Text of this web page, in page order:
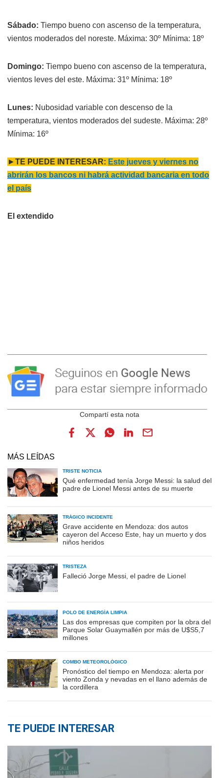
Sábado: Tiempo bueno con ascenso de la temperatura,
vientos moderados del noreste. Máxima: 30º Mínima: 18º
Domingo: Tiempo bueno con ascenso de la temperatura,
vientos leves del este. Máxima: 31º Mínima: 18º
Lunes: Nubosidad variable con descenso de la
temperatura, vientos moderados del sudeste. Máxima: 28º
Mínima: 16º
►TE PUEDE INTERESAR: Este jueves y viernes no
abrirán los bancos ni habrá actividad bancaria en todo
el país
El extendido
MÁS LEÍDAS
TRISTE NOTICIA
Qué enfermedad tenía Jorge Messi: la salud del
padre de Lionel Messi antes de su muerte
TRÁGICO INCIDENTE
Grave accidente en Mendoza: dos autos
cayeron del Acceso Este, hay un muerto y dos
niños heridos
TRISTEZA
Falleció Jorge Messi, el padre de Lionel
POLO DE ENERGÍA LIMPIA
Las dos empresas que compiten por la obra del
Parque Solar Guaymallén por más de U$S5,7
millones
COMBO METEOROLÓGICO
Pronóstico del tiempo en Mendoza: alerta por
viento Zonda y nevadas en el llano además de
la cordillera
TE PUEDE INTERESAR